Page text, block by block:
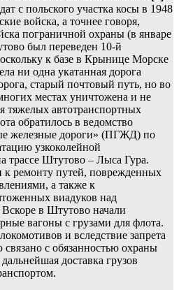
с польского участка косы в 1948
войска, а точнее говоря,
пограничной охраны (в январе
был переведен 10-й
к базе в Крынице Морске
ни одна укатанная дорога
старый почтовый путь, но во
местах уничтожена и не
тяжелых автотранспортных
обратилось в ведомство
железные дороги» (ПГЖД) по
узкоколейной
трассе Штутово – Лыса Гура.
к ремонту путей, поврежденных
а также к
виадуков над
в Штутово начали
вагоны с грузами для флота.
и вследствие запрета
связано с обязанностью охраны
доставка грузов